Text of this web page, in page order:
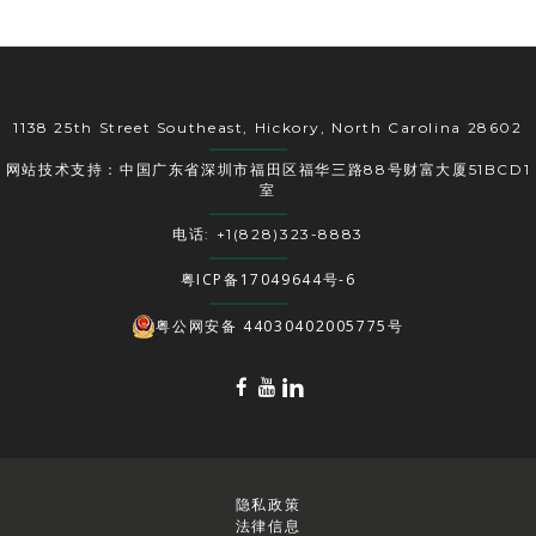
1138 25th Street Southeast, Hickory, North Carolina 28602
网站技术支持：中国广东省深圳市福田区福华三路88号财富大厦51BCD1
室
电话: +1(828)323-8883
粤ICP备17049644号-6
粤公网安备 44030402005775号
隐私政策
法律信息